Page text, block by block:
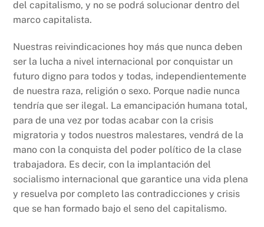
del capitalismo, y no se podrá solucionar dentro del
marco capitalista.
Nuestras reivindicaciones hoy más que nunca deben
ser la lucha a nivel internacional por conquistar un
futuro digno para todos y todas, independientemente
de nuestra raza, religión o sexo. Porque nadie nunca
tendría que ser ilegal. La emancipación humana total,
para de una vez por todas acabar con la crisis
migratoria y todos nuestros malestares, vendrá de la
mano con la conquista del poder político de la clase
trabajadora. Es decir, con la implantación del
socialismo internacional que garantice una vida plena
y resuelva por completo las contradicciones y crisis
que se han formado bajo el seno del capitalismo.